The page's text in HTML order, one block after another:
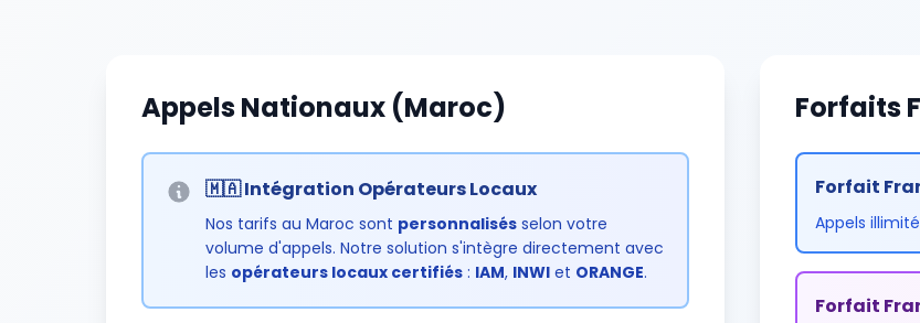
Appels Nationaux (Maroc)
🇲🇦 Intégration Opérateurs Locaux
Nos tarifs au Maroc sont personnalisés selon votre
volume d'appels. Notre solution s'intègre directement avec
les opérateurs locaux certifiés : IAM, INWI et ORANGE.
Forfaits
Forfait
Appels
Forfait